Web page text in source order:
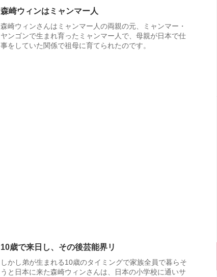
森崎ウィンはミャンマー人
森崎ウィンさんはミャンマー人の両親の元、ミャンマー・
ヤンゴンで生まれ育ったミャンマー人で、母親が日本で仕
事をしていた関係で祖母に育てられたのです。
10歳で来日し、その後芸能界リ
しかし弟が生まれる10歳のタイミングで家族全員で暮らそ
うと日本に来た森崎ウィンさんは、日本の小学校に通いサ